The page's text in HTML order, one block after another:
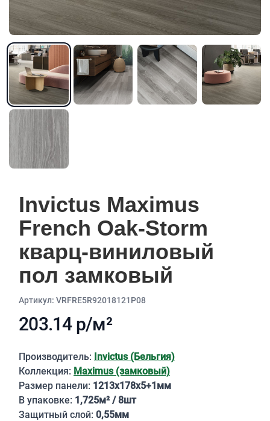
Invictus Maximus
French Oak-Storm
кварц-виниловый
пол замковый
Aртикул: VRFRE5R92018121P08
203.14 р/м²
Описание
Производитель: Invictus (Бельгия)
Коллекция: Maximus (замковый)
Размер панели: 1213х178х5+1мм
В упаковке: 1,725м² / 8шт
Защитный слой: 0,55мм